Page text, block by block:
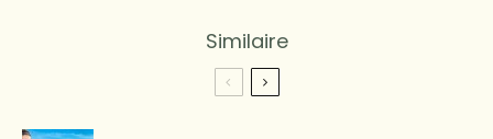
Similaire